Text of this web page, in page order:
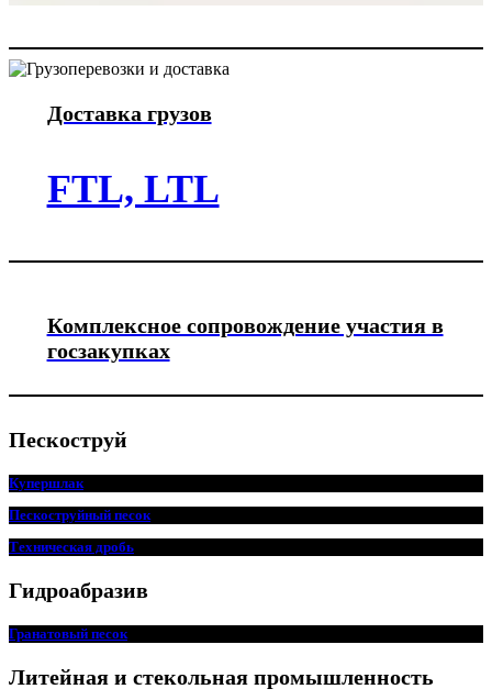
Доставка грузов
FTL, LTL
Комплексное сопровождение участия в
госзакупках
Пескоструй
Купершлак
Пескоструйный песок
Техническая дробь
Гидроабразив
Гранатовый песок
Литейная и стекольная промышленность